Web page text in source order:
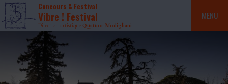
Concours & Festival
Vibre ! Festival
Direction artistique Quatuor Modigliani
MENU